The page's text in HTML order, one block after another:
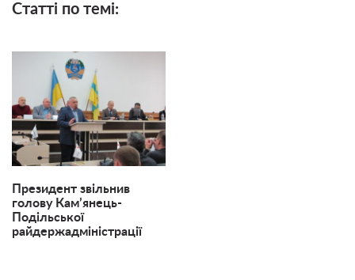
Статті по темі:
Президент звільнив
голову Кам’янець-
Подільської
райдержадміністрації